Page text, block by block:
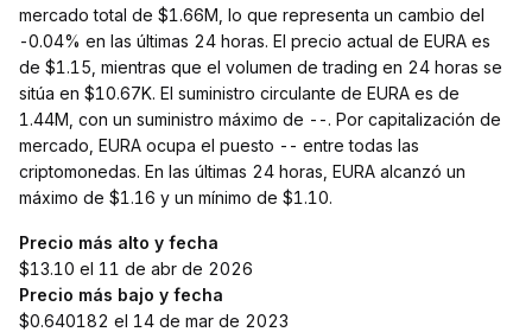
mercado total de $1.66M, lo que representa un cambio del
-0.04% en las últimas 24 horas. El precio actual de EURA es
de $1.15, mientras que el volumen de trading en 24 horas se
sitúa en $10.67K. El suministro circulante de EURA es de
1.44M, con un suministro máximo de --. Por capitalización de
mercado, EURA ocupa el puesto -- entre todas las
criptomonedas. En las últimas 24 horas, EURA alcanzó un
máximo de $1.16 y un mínimo de $1.10.
Precio más alto y fecha
$13.10 el 11 de abr de 2026
Precio más bajo y fecha
$0.640182 el 14 de mar de 2023